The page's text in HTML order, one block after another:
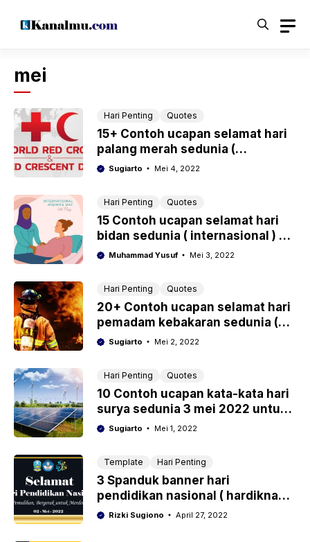
mei
Hari Penting Quotes
15+ Contoh ucapan selamat hari
palang merah sedunia (
internasional ) 8 mei 2022
Sugiarto Mei 4, 2022
Hari Penting Quotes
15 Contoh ucapan selamat hari
bidan sedunia ( internasional ) 5
mei 2022
Muhammad Yusuf Mei 3, 2022
Hari Penting Quotes
20+ Contoh ucapan selamat hari
pemadam kebakaran sedunia (
Internasional ) 4 mei 2022 untuk
Sugiarto Mei 2, 2022
Hari Penting Quotes
10 Contoh ucapan kata-kata hari
surya sedunia 3 mei 2022 untuk
media sosial
Sugiarto Mei 1, 2022
Template Hari Penting
3 Spanduk banner hari
pendidikan nasional ( hardiknas )
2022 cdr, ai gratis download
Rizki Sugiono April 27, 2022